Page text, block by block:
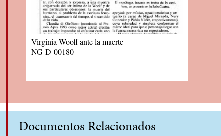
Virginia Woolf ante la muerte
NG-D-00180
Documentos Relacionados